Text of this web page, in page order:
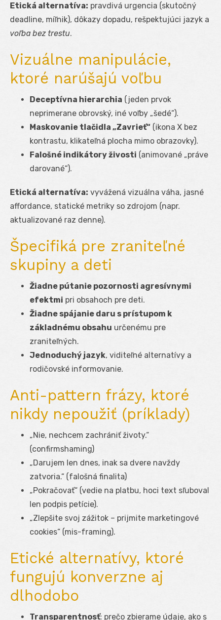
Etická alternatíva: pravdivá urgencia (skutočný
deadline, míľnik), dôkazy dopadu, rešpektujúci jazyk a
voľba bez trestu.
Vizuálne manipulácie,
ktoré narúšajú voľbu
Deceptívna hierarchia (jeden prvok
neprimerane obrovský, iné voľby „šedé“).
Maskovanie tlačidla „Zavrieť“ (ikona X bez
kontrastu, klikateľná plocha mimo obrazovky).
Falošné indikátory živosti (animované „práve
darované“).
Etická alternatíva: vyvážená vizuálna váha, jasné
affordance, statické metriky so zdrojom (napr.
aktualizované raz denne).
Špecifiká pre zraniteľné
skupiny a deti
Žiadne pútanie pozornosti agresívnymi
efektmi pri obsahoch pre deti.
Žiadne spájanie daru s prístupom k
základnému obsahu určenému pre
zraniteľných.
Jednoduchý jazyk, viditeľné alternatívy a
rodičovské informovanie.
Anti-pattern frázy, ktoré
nikdy nepoužiť (príklady)
„Nie, nechcem zachrániť životy.“
(confirmshaming)
„Darujem len dnes, inak sa dvere navždy
zatvoria.“ (falošná finalita)
„Pokračovať“ (vedie na platbu, hoci text sľuboval
len podpis petície).
„Zlepšite svoj zážitok – prijmite marketingové
cookies“ (mis-framing).
Etické alternatívy, ktoré
fungujú konverzne aj
dlhodobo
Transparentnosť: prečo zbierame údaje, ako s